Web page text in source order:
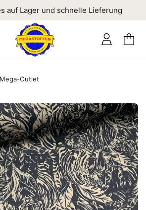
Lager und schnelle Lieferung
Mega-Outlet